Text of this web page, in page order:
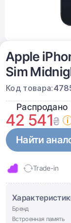
Apple
Sim
Код товара:
Распродано
42 541₴
Найти
Trade-in
Бренд
Встроенная память